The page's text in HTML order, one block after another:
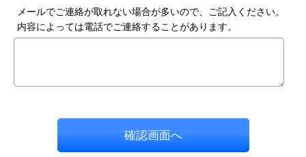
メールでご連絡が取れない場合が多いので、ご記入ください。
内容によっては電話でご連絡することがあります。
確認画面へ